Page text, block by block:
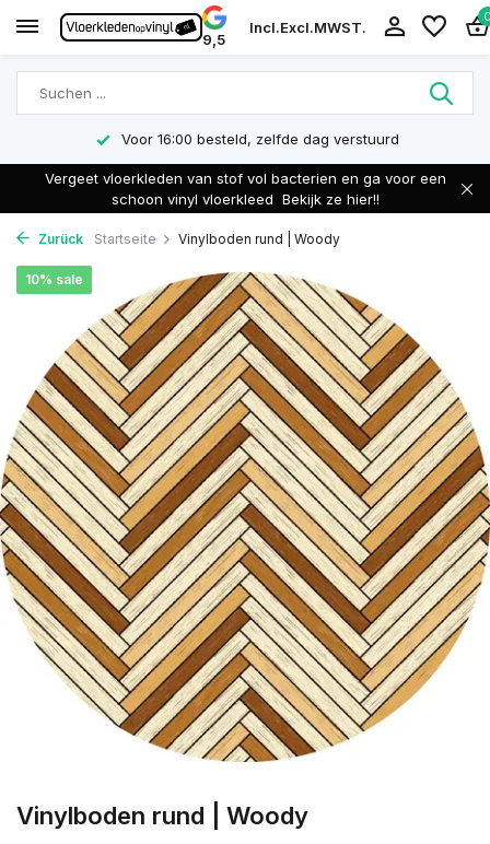
9,5
Incl.Excl.MWST.
Voor 16:00 besteld, zelfde dag verstuurd
Vergeet vloerkleden van stof vol bacterien en ga voor een
schoon vinyl vloerkleed Bekijk ze hier!!
Zurück Startseite Vinylboden rund | Woody
Vinylboden rund | Woody
10% sale